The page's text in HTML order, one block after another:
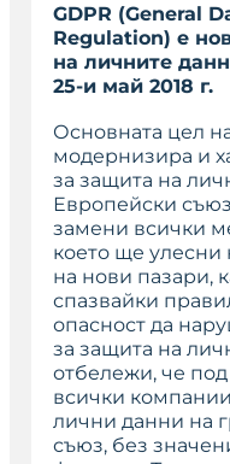
GDPR (General
Regulation) е
на личните
25-и май 2018 г.
Основната цел
модернизира и
за защита на
Европейски
замени всички
което ще
на нови пазари,
спазвайки
опасност да
за защита на
отбележи, че
всички
лични данни на
съюз, без